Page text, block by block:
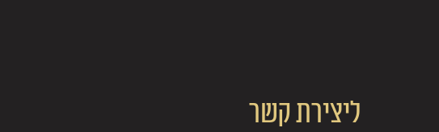
ליצירת קשר